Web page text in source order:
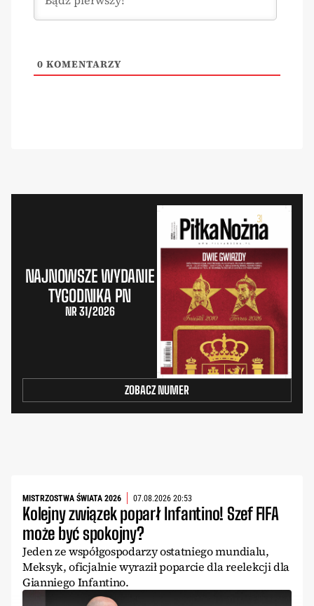
0 KOMENTARZY
NAJNOWSZE WYDANIE
TYGODNIKA PN
NR 31/2026
ZOBACZ NUMER
MISTRZOSTWA ŚWIATA 2026 07.08.2026 20:53
Kolejny związek poparł Infantino! Szef FIFA
może być spokojny?
Jeden ze współgospodarzy ostatniego mundialu,
Meksyk, oficjalnie wyraził poparcie dla reelekcji dla
Gianniego Infantino.